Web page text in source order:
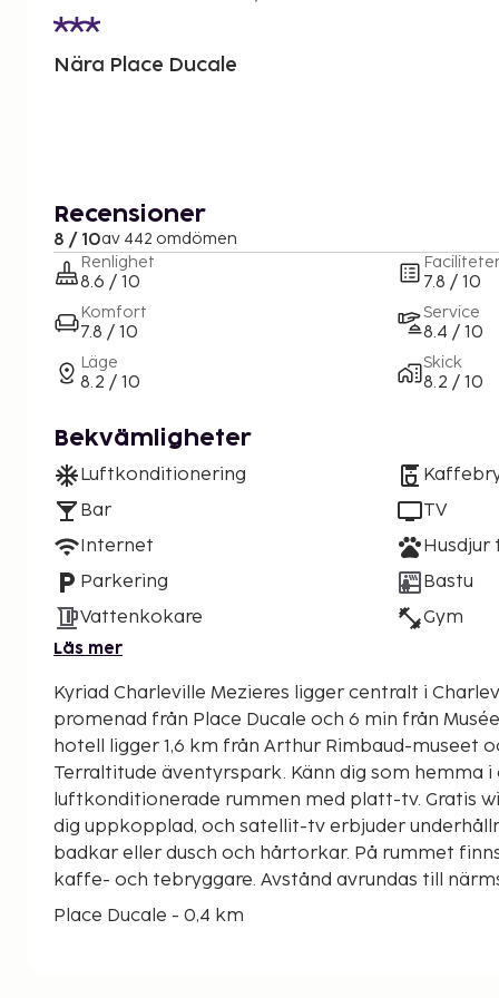
Nära Place Ducale
Recensioner
8 / 10av 442 omdömen
Renlighet
8.6 / 10
Komfort
7.8 / 10
Läge
8.2 / 10
7.8 / 10
Service
8.4 / 10
Skick
8.2 / 10
Bekvämligheter
Luftkonditionering
Bar
Internet
Parkering
Vattenkokare
TV
Husdjur
Bastu
Gym
Läs mer
Kyriad Charleville Mezieres ligger centralt i
promenad från Place Ducale och 6 min från Musée de
hotell ligger 1,6 km från Arthur Rimbaud-museet
Terraltitude äventyrspark. Känn dig som hemma i
luftkonditionerade rummen med platt-tv. Gratis
dig uppkopplad, och satellit-tv erbjuder
badkar eller dusch och hårtorkar. På rummet
kaffe- och tebryggare. Avstånd avrundas till
Place Ducale - 0,4 km